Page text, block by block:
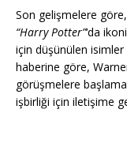
Son gelişmelere göre,
“Harry Potter”‘da
için düşünülen isimler
haberine göre,
görüşmelere
işbirliği için iletişime